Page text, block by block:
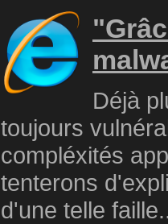
Déjà
toujours
compléxités
tenterons
d'une telle